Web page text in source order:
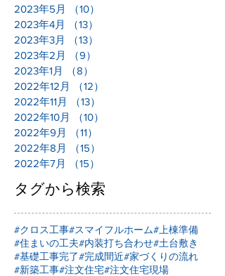
2023年5月
（10）
2023年4月
（13）
2023年3月
（13）
2023年2月
（9）
2023年1月
（8）
2022年12月
（12）
2022年11月
（13）
2022年10月
（10）
2022年9月
（11）
2022年8月
（15）
2022年7月
（15）
タグから検索
#クロス工事#スマイフルホーム#上棟準備
#住まいの工夫#内装打ち合わせ#土台敷き
#基礎工事完了#完成間近#家づくりの流れ
#新築工事#注文住宅#注文住宅現場